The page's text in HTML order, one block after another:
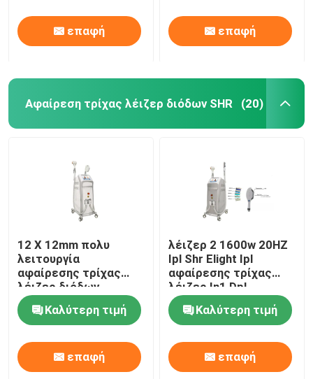
επαφή επαφή
Αφαίρεση τρίχας λέιζερ διόδων SHR (20)
12 X 12mm πολυ
λειτουργία
αφαίρεσης τρίχας
λέιζερ διόδων
Photofacial SHR
επιλέγει μόνιμη
μηχανή
Καλύτερη τιμή
επαφή
λέιζερ 2 1600w 20HZ
Ipl Shr Elight Ipl
αφαίρεσης τρίχας
λέιζερ In1 Dpl
εξοπλισμός ομορφιάς
Καλύτερη τιμή
επαφή